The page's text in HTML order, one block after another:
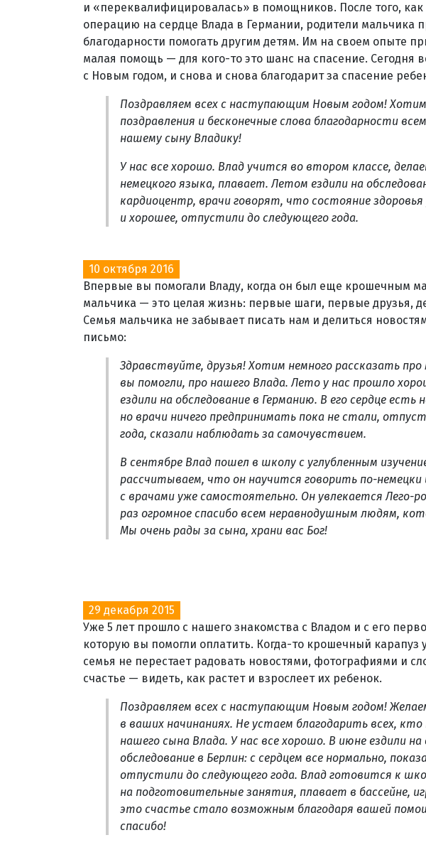
и «переквалифицировалась» в помощников. После того,
операцию на сердце Влада в Германии, родители мальчика
благодарности помогать другим детям. Им на своем опыте
малая помощь — для кого-то это шанс на спасение. Сегодня
с Новым годом, и снова и снова благодарит за спасение
Поздравляем всех с наступающим Новым годом!
поздравления и бесконечные слова благодарности
нашему сыну Владику!
У нас все хорошо. Влад учится во втором классе,
немецкого языка, плавает. Летом ездили на
кардиоцентр, врачи говорят, что состояние здоровья
и хорошее, отпустили до следующего года.
10 октября 2016
Впервые вы помогали Владу, когда он был еще крошечным
мальчика — это целая жизнь: первые шаги, первые друзья,
Семья мальчика не забывает писать нам и делиться
письмо:
Здравствуйте, друзья! Хотим немного рассказать
вы помогли, про нашего Влада. Лето у нас прошло
ездили на обследование в Германию. В его сердце есть
но врачи ничего предпринимать пока не стали,
года, сказали наблюдать за самочувствием.
В сентябре Влад пошел в школу с углубленным
рассчитываем, что он научится говорить по-
с врачами уже самостоятельно. Он увлекается Лего-
раз огромное спасибо всем неравнодушным людям,
Мы очень рады за сына, храни вас Бог!
29 декабря 2015
Уже 5 лет прошло с нашего знакомства с Владом и с его
которую вы помогли оплатить. Когда-то крошечный карапуз
семья не перестает радовать новостями, фотографиями и
счастье — видеть, как растет и взрослеет их ребенок.
Поздравляем всех с наступающим Новым годом!
в ваших начинаниях. Не устаем благодарить всех, кто
нашего сына Влада. У нас все хорошо. В июне ездили на
обследование в Берлин: с сердцем все нормально,
отпустили до следующего года. Влад готовится к
на подготовительные занятия, плавает в бассейне,
это счастье стало возможным благодаря вашей
спасибо!